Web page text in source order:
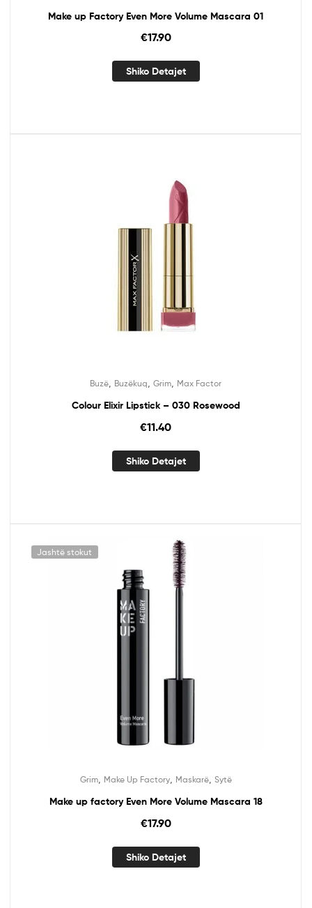
Make up Factory Even More Volume Mascara 01
€17.90
Shiko Detajet
Buzë Buzëkuq Grim Max Factor
Colour Elixir Lipstick – 030 Rosewood
€11.40
Shiko Detajet
Jashtë stokut
Grim, Make Up Factory, Maskarë, Sytë
Make up factory Even More Volume Mascara 18
€17.90
Shiko Detajet